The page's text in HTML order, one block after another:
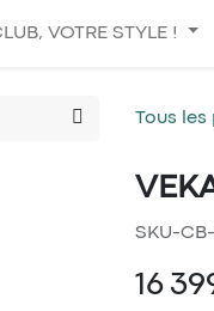
VOTRE STYLE !
Tous
SKU-
16